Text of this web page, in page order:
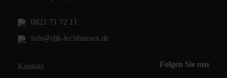
0821 71 72 11
info@djk-lechhausen.de
Kontakt
Folgen Sie uns